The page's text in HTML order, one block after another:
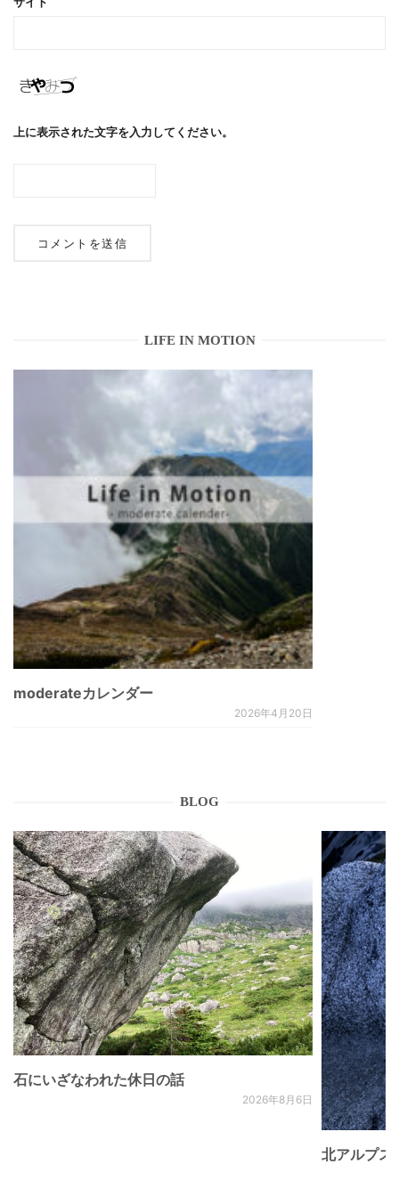
上に表示された文字を入力してください。
LIFE IN MOTION
moderateカレンダー
2026年4月20日
BLOG
石にいざなわれた休日の話
2026年8月6日
北アルプ